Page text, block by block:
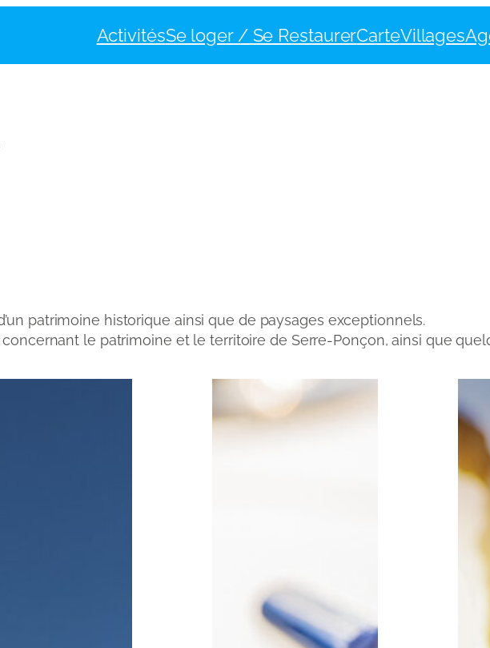
ActivitésSe loger / Se RestaurerCarteVillages
patrimoine historique ainsi que de paysages exceptionnels.
le patrimoine et le territoire de Serre-Ponçon, ainsi que